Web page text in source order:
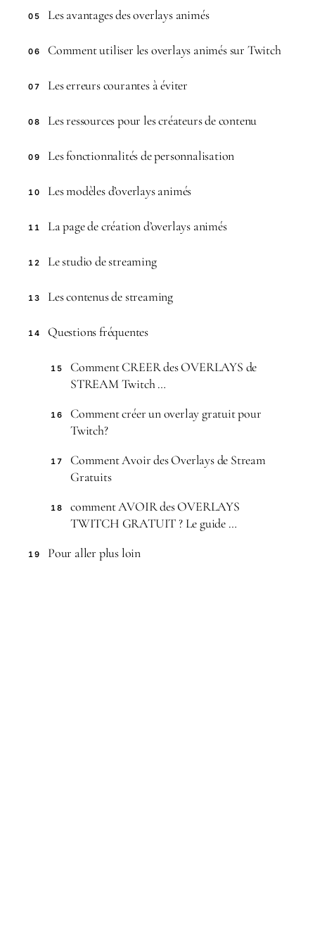
05 Les avantages des overlays animés
06 Comment utiliser les overlays animés sur Twitch
07 Les erreurs courantes à éviter
08 Les ressources pour les créateurs de contenu
09 Les fonctionnalités de personnalisation
10 Les modèles d’overlays animés
11 La page de création d’overlays animés
12 Le studio de streaming
13 Les contenus de streaming
14 Questions fréquentes
15
Comment CREER des OVERLAYS de
STREAM Twitch …
16
Comment créer un overlay gratuit pour
Twitch?
17
Comment Avoir des Overlays de Stream
Gratuits
18
comment AVOIR des OVERLAYS
TWITCH GRATUIT ? Le guide …
19 Pour aller plus loin